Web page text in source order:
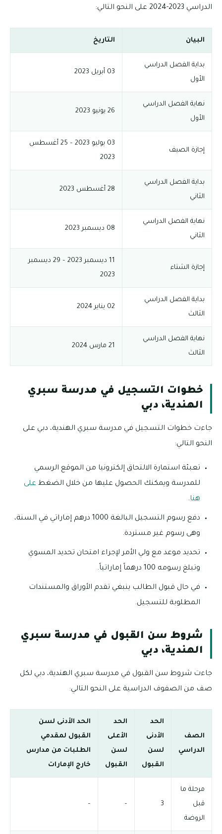
الدراسي 2023-2024 على النحو التالي:
البيان التاريخ
بداية الفصل الدراسي
الأول
03 أبريل 2023
نهاية الفصل الدراسي
الأول
26 يونيو 2023
إجازة الصيف
03 يوليو 2023 – 25 أغسطس
2023
بداية الفصل الدراسي
الثاني
28 أغسطس 2023
نهاية الفصل الدراسي
الثاني
08 ديسمبر 2023
إجازة الشتاء
11 ديسمبر 2023 – 29 ديسمبر
2023
بداية الفصل الدراسي
الثالث
02 يناير 2024
نهاية الفصل الدراسي
الثالث
21 مارس 2024
خطوات التسجيل في مدرسة سبري
الهندية، دبي
جاءت خطوات التسجيل في مدرسة سبري الهندية، دبي على
النحو التالي:
تعبئة استمارة الالتحاق إلكترونيا من الموقع الرسمي
للمدرسة ويمكنك الحصول عليها من خلال الضغط على
هنا.
دفع رسوم التسجيل البالغة 1000 درهم إماراتي في السنة،
وهى رسوم غير مستردة.
تحديد موعد مع ولي الأمر لإجراء امتحان تحديد المسوي
وتبلغ رسومه 100 درهماً إماراتياً.
في حال قبول الطالب ينبغي تقدم الأوراق والمستندات
المطلوبة للتسجيل.
شروط سن القبول في مدرسة سبري
الهندية، دبي
جاءت شروط سن القبول في مدرسة سبري الهندية، دبي لكل
صف من الصفوف الدراسية على النحو التالي:
الصف
الدراسي
الحد
الأدنى
لسن
القبول
الحد
الأعلى
لسن
القبول
الحد الأدنى لسن
القبول لمقدمي
الطلبات من مدارس
خارج الإمارات
مرحلة ما
قبل
الروضة
3
–
–